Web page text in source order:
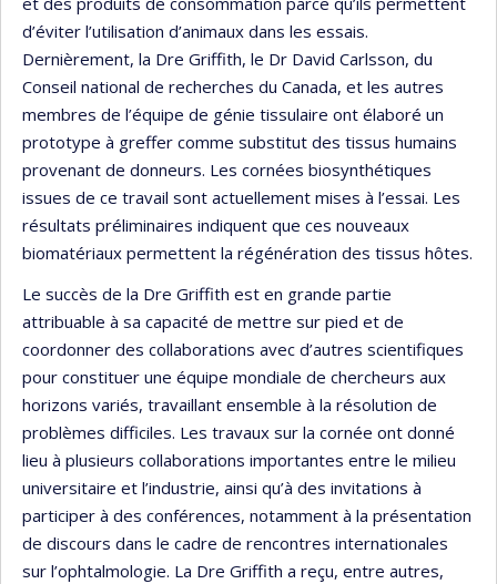
d’éviter l’utilisation d’animaux dans les essais.
Dernièrement, la Dre Griffith, le Dr David Carlsson, du
Conseil national de recherches du Canada, et les autres
membres de l’équipe de génie tissulaire ont élaboré un
prototype à greffer comme substitut des tissus humains
provenant de donneurs. Les cornées biosynthétiques
issues de ce travail sont actuellement mises à l’essai. Les
résultats préliminaires indiquent que ces nouveaux
biomatériaux permettent la régénération des tissus hôtes.
Le succès de la Dre Griffith est en grande partie
attribuable à sa capacité de mettre sur pied et de
coordonner des collaborations avec d’autres scientifiques
pour constituer une équipe mondiale de chercheurs aux
horizons variés, travaillant ensemble à la résolution de
problèmes difficiles. Les travaux sur la cornée ont donné
lieu à plusieurs collaborations importantes entre le milieu
universitaire et l’industrie, ainsi qu’à des invitations à
participer à des conférences, notamment à la présentation
de discours dans le cadre de rencontres internationales
sur l’ophtalmologie. La Dre Griffith a reçu, entre autres,